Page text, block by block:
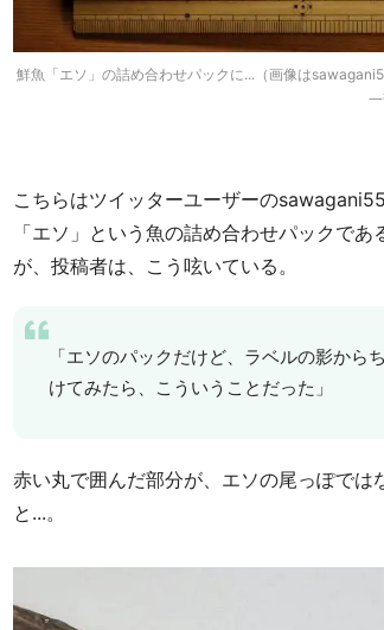
鮮魚「エソ」の詰め合わせパックに...（画像は
一
こちらはツイッターユーザーの
「エソ」という魚の詰め合わせパックで
が、投稿者は、こう呟いている。
「エソのパックだけど、ラベルの影か
けてみたら、こういうことだった」
赤い丸で囲んだ部分が、エソの尾っぽで
と...。